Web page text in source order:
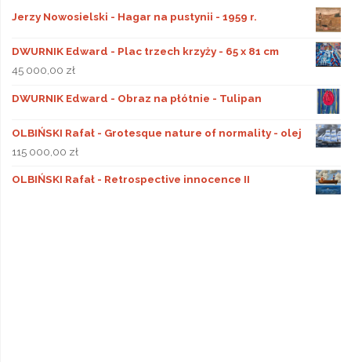
Jerzy Nowosielski - Hagar na pustynii - 1959 r.
DWURNIK Edward - Plac trzech krzyży - 65 x 81 cm
45 000,00 zł
DWURNIK Edward - Obraz na płótnie - Tulipan
OLBIŃSKI Rafał - Grotesque nature of normality - olej
115 000,00 zł
OLBIŃSKI Rafał - Retrospective innocence II